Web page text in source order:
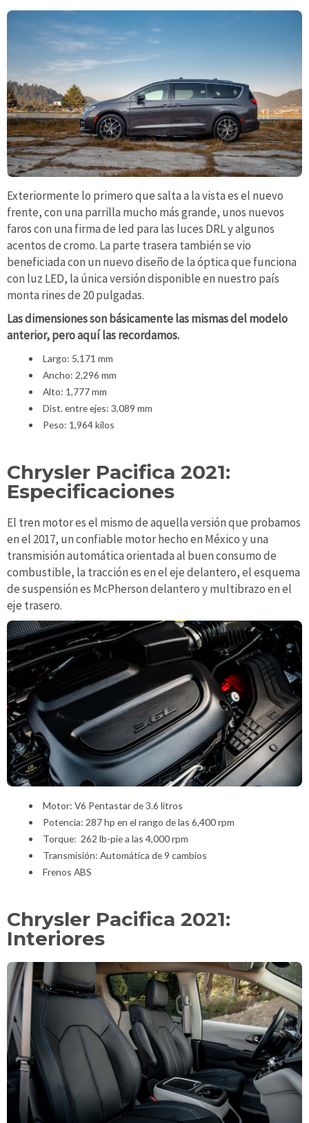
Exteriormente lo primero que salta a la vista es el nuevo
frente, con una parrilla mucho más grande, unos nuevos
faros con una firma de led para las luces DRL y algunos
acentos de cromo. La parte trasera también se vio
beneficiada con un nuevo diseño de la óptica que funciona
con luz LED, la única versión disponible en nuestro país
monta rines de 20 pulgadas.
Las dimensiones son básicamente las mismas del modelo
anterior, pero aquí las recordamos.
Largo: 5,171 mm
Ancho: 2,296 mm
Alto: 1,777 mm
Dist. entre ejes: 3,089 mm
Peso: 1,964 kilos
Chrysler Pacifica 2021:
Especificaciones
El tren motor es el mismo de aquella versión que probamos
en el 2017, un confiable motor hecho en México y una
transmisión automática orientada al buen consumo de
combustible, la tracción es en el eje delantero, el esquema
de suspensión es McPherson delantero y multibrazo en el
eje trasero.
Motor: V6 Pentastar de 3.6 litros
Potencia: 287 hp en el rango de las 6,400 rpm
Torque: 262 lb-pie a las 4,000 rpm
Transmisión: Automática de 9 cambios
Frenos ABS
Chrysler Pacifica 2021:
Interiores